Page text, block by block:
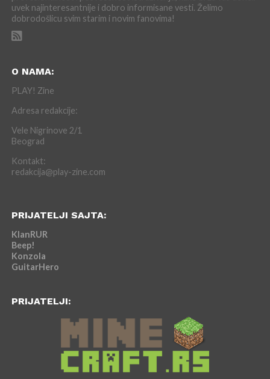
uvek najinteresantnije i dobro informisane vesti. Želimo
dobrodošlicu svim starim i novim fanovima!
O NAMA:
PLAY! Zine
Adresa redakcije:
Vele Nigrinove 2/1
Beograd
Kontakt:
redakcija@play-zine.com
PRIJATELJI SAJTA:
KlanRUR
Beep!
Konzola
GuitarHero
PRIJATELJI: